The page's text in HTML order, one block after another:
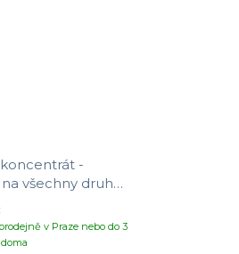
-
všechny druhy
v Praze nebo do 3